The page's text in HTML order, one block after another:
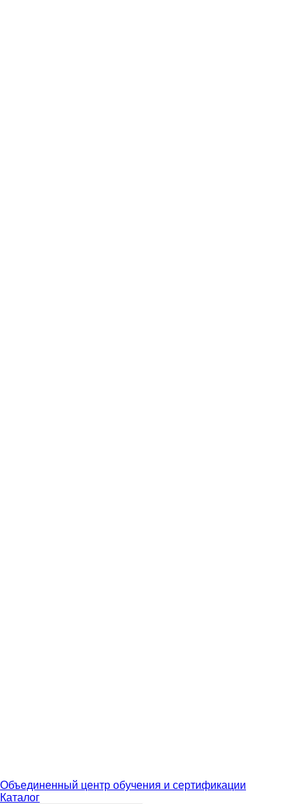
Объединенный центр обучения и сертификации
Каталог